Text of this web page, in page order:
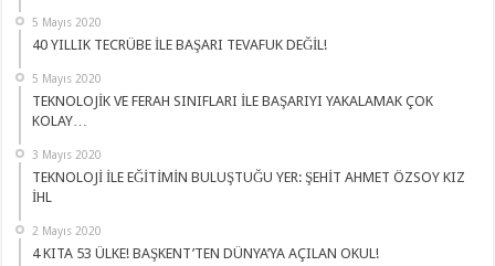
5 Mayıs 2020
40 YILLIK TECRÜBE İLE BAŞARI TEVAFUK DEĞİL!
5 Mayıs 2020
TEKNOLOJİK VE FERAH SINIFLARI İLE BAŞARIYI YAKALAMAK ÇOK
KOLAY…
3 Mayıs 2020
TEKNOLOJİ İLE EĞİTİMİN BULUŞTUĞU YER: ŞEHİT AHMET ÖZSOY KIZ
İHL
2 Mayıs 2020
4 KITA 53 ÜLKE! BAŞKENT’TEN DÜNYA’YA AÇILAN OKUL!